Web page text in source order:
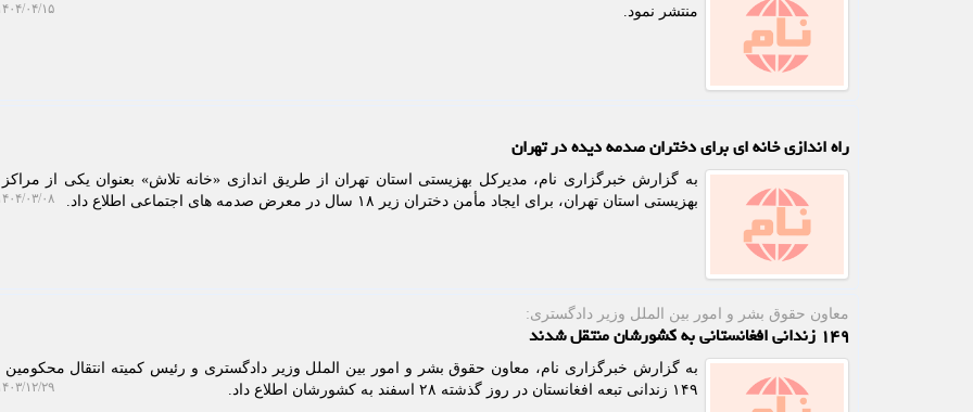
منتشر نمود.
۱۴۰۴/۰۴/۱۵
راه اندازی خانه ای برای دختران صدمه دیده در تهران
به گزارش خبرگزاری نام، مدیرکل بهزیستی استان تهران از طریق اندازی «خانه تلاش» بعنوان یکی از مراکز
بهزیستی استان تهران، برای ایجاد مأمن دختران زیر ۱۸ سال در معرض صدمه های اجتماعی اطلاع داد.
۱۴۰۴/۰۳/۰۸
معاون حقوق بشر و امور بین الملل وزیر دادگستری:
۱۴۹ زندانی افغانستانی به کشورشان منتقل شدند
به گزارش خبرگزاری نام، معاون حقوق بشر و امور بین الملل وزیر دادگستری و رئیس کمیته انتقال محکومین
۱۴۹ زندانی تبعه افغانستان در روز گذشته ۲۸ اسفند به کشورشان اطلاع داد.
۱۴۰۳/۱۲/۲۹